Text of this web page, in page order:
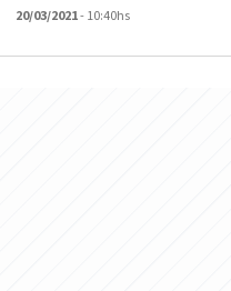
20/03/2021- 10:40hs